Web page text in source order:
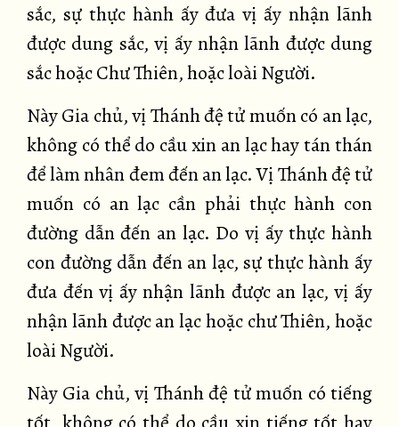
sắc, sự thực hành ấy đưa vị ấy nhận lãnh
được dung sắc, vị ấy nhận lãnh được dung
sắc hoặc Chư Thiên, hoặc loài Người.
Này Gia chủ, vị Thánh đệ tử muốn có an lạc,
không có thể do cầu xin an lạc hay tán thán
để làm nhân đem đến an lạc. Vị Thánh đệ tử
muốn có an lạc cần phải thực hành con
đường dẫn đến an lạc. Do vị ấy thực hành
con đường dẫn đến an lạc, sự thực hành ấy
đưa đến vị ấy nhận lãnh được an lạc, vị ấy
nhận lãnh được an lạc hoặc chư Thiên, hoặc
loài Người.
Này Gia chủ, vị Thánh đệ tử muốn có tiếng